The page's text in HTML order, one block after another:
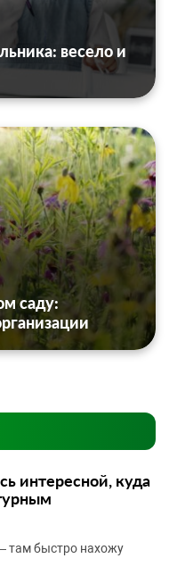
весело и
саду:
интересной, куда
там быстро нахожу